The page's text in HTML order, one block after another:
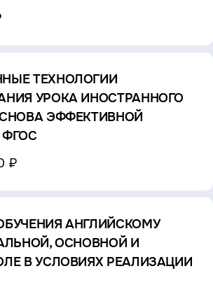
ТЕХНОЛОГИИ
УРОКА ИНОСТРАННОГО
ЭФФЕКТИВНОЙ
₽
АНГЛИЙСКОМУ
ОСНОВНОЙ И
В УСЛОВИЯХ РЕАЛИЗАЦИИ